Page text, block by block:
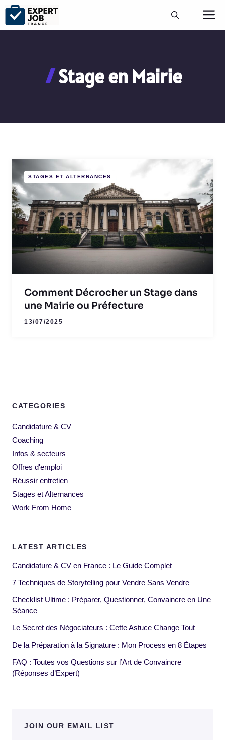
Aller
contenu
Stage en Mairie
STAGES ET ALTERNANCES
Comment Décrocher un Stage dans
une Mairie ou Préfecture
13/07/2025
CATEGORIES
Candidature & CV
Coaching
Infos & secteurs
Offres d'emploi
Réussir entretien
Stages et Alternances
Work From Home
LATEST ARTICLES
Candidature & CV en France : Le Guide Complet
7 Techniques de Storytelling pour Vendre Sans Vendre
Checklist Ultime : Préparer, Questionner, Convaincre en Une
Séance
Le Secret des Négociateurs : Cette Astuce Change Tout
De la Préparation à la Signature : Mon Process en 8 Étapes
FAQ : Toutes vos Questions sur l’Art de Convaincre
(Réponses d’Expert)
JOIN OUR EMAIL LIST